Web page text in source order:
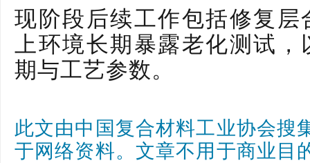
现阶段后续工作包括修复
上环境长期暴露老化测试
期与工艺参数。
此文由中国复合材料工业协会搜
于网络资料。文章不用于商业目